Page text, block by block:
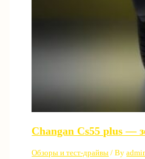
Changan Cs55 plus —
Обзоры и тест-драйвы / By